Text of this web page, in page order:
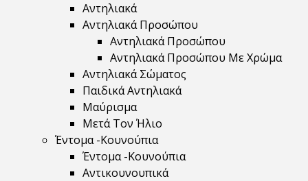
Αντηλιακά
Αντηλιακά Προσώπου
Αντηλιακά Προσώπου
Αντηλιακά Προσώπου Με Χρώμα
Αντηλιακά Σώματος
Παιδικά Αντηλιακά
Μαύρισμα
Mετά Τον Ήλιο
Έντομα -Κουνούπια
Έντομα -Κουνούπια
Αντικουνουπικά